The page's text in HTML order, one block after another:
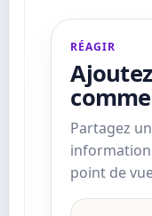
RÉAGIR
Partagez
point de